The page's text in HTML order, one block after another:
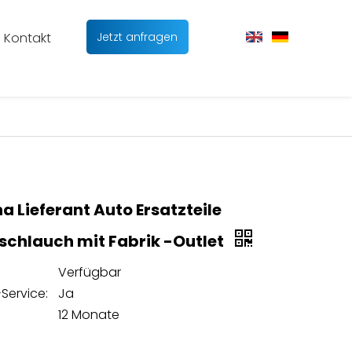
Kontakt Jetzt anfragen
Lieferant Auto Ersatzteile
mit Fabrik -Outlet
Verfügbar
Ja
12 Monate